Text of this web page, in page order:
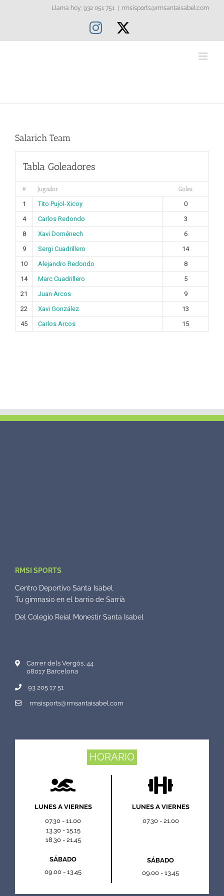
Llama hoy: 932 051 751 rmsisports@rmsantaisabel.com
Instagram
Salarich Team
Tabla Goleadores
# Jugador Goles
1 Tito Pujol-Xicoy
0
4
Carlos Redondo
3
8
Xavi Doménech
6
9
Sergi Cuadrillero
14
10
Alejandro Redondo
8
14
Marc Cuadrillero
5
21
Juan Arcos
9
22
Xavi González
13
45
Carlos Arcos 15
RMSI SPORTS
Centro Deportivo Santa Isabel
Tu gimnasio en el barrio de Sarrià
Del Colegio Reial Monestir Santa Isabel
Carrer dels Vergós, 44
08017 Barcelona
93 205 17 51
rmsisports@rmsantaisabel.com
HORARIO
LUNES A VIERNES
07.30 - 11.00
13.30 - 15.15
18.30 - 21.45
SÁBADO
09.00 - 13.45
LUNES A VIERNES
07.30 - 21.00
SÁBADO
09.00 - 13.45